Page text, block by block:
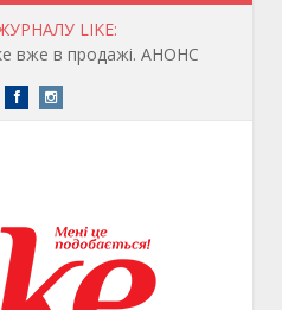
LIKE:
вже в продажі. АНОНС
FacebookInstagram